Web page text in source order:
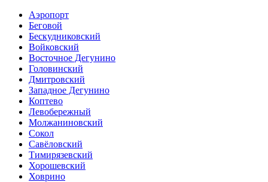
Аэропорт
Беговой
Бескудниковский
Войковский
Восточное Дегунино
Головинский
Дмитровский
Западное Дегунино
Коптево
Левобережный
Молжаниновский
Сокол
Савёловский
Тимирязевский
Хорошевский
Ховрино